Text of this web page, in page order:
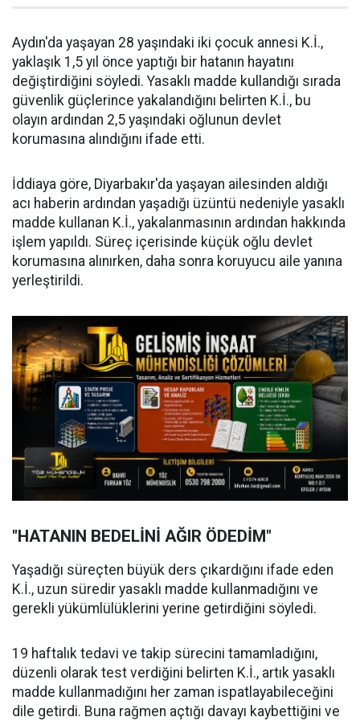
Aydın'da yaşayan 28 yaşındaki iki çocuk annesi K.İ.,
yaklaşık 1,5 yıl önce yaptığı bir hatanın hayatını
değiştirdiğini söyledi. Yasaklı madde kullandığı sırada
güvenlik güçlerince yakalandığını belirten K.İ., bu
olayın ardından 2,5 yaşındaki oğlunun devlet
korumasına alındığını ifade etti.
İddiaya göre, Diyarbakır'da yaşayan ailesinden aldığı
acı haberin ardından yaşadığı üzüntü nedeniyle yasaklı
madde kullanan K.İ., yakalanmasının ardından hakkında
işlem yapıldı. Süreç içerisinde küçük oğlu devlet
korumasına alınırken, daha sonra koruyucu aile yanına
yerleştirildi.
"HATANIN BEDELİNİ AĞIR ÖDEDİM"
Yaşadığı süreçten büyük ders çıkardığını ifade eden
K.İ., uzun süredir yasaklı madde kullanmadığını ve
gerekli yükümlülüklerini yerine getirdiğini söyledi.
19 haftalık tedavi ve takip sürecini tamamladığını,
düzenli olarak test verdiğini belirten K.İ., artık yasaklı
madde kullanmadığını her zaman ispatlayabileceğini
dile getirdi. Buna rağmen açtığı davayı kaybettiğini ve